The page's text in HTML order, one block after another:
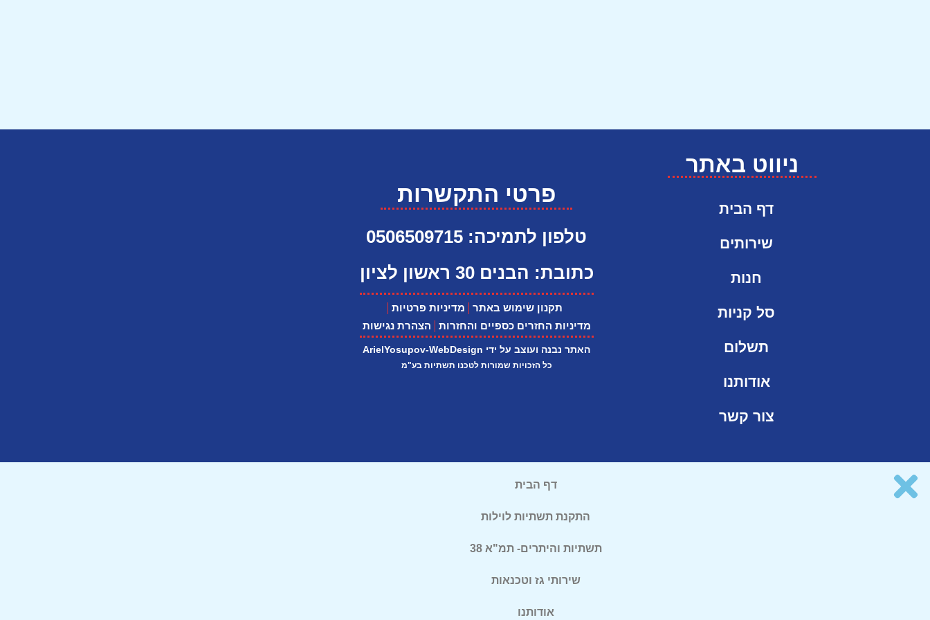
ניווט באתר
דף הבית
שירותים
חנות
סל קניות
תשלום
אודותנו
צור קשר
פרטי התקשרות
טלפון לתמיכה: 0506509715
כתובת: הבנים 30 ראשון לציון
תקנון שימוש באתר
מדיניות פרטיות
מדיניות החזרים כספיים והחזרות
הצהרת נגישות
האתר נבנה ועוצב על ידי ArielYosupov-WebDesign
כל הזכויות שמורות לטכנו תשתיות בע"מ
דף הבית
התקנת תשתיות לוילות
תשתיות והיתרים- תמ"א 38
שירותי גז וטכנאות
אודותנו